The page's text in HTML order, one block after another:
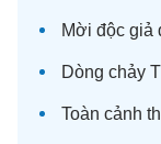
Mời độc giả
Dòng chảy
Toàn cảnh